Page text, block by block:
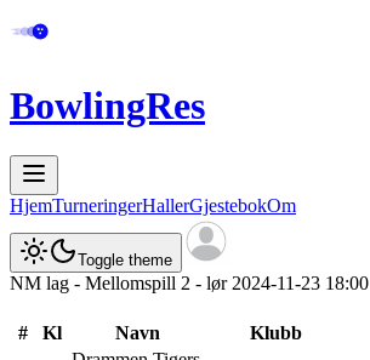
BowlingRes
HjemTurneringerHallerGjestebokOm
Toggle theme
NM lag - Mellomspill 2 - lør 2024-11-23 18:00
# Kl Navn Klubb